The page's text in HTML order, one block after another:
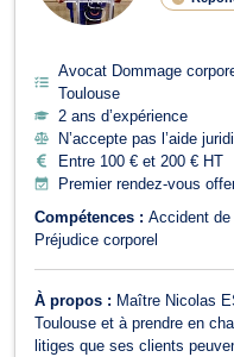
Avocat Dommage
Toulouse
2 ans d’expérience
N’accepte pas l’aide
Entre 100 € et 200 € HT
Premier rendez-vous
Compétences : Accident
Préjudice corporel
À propos : Maître Nicolas
Toulouse et à prendre en
litiges que ses clients